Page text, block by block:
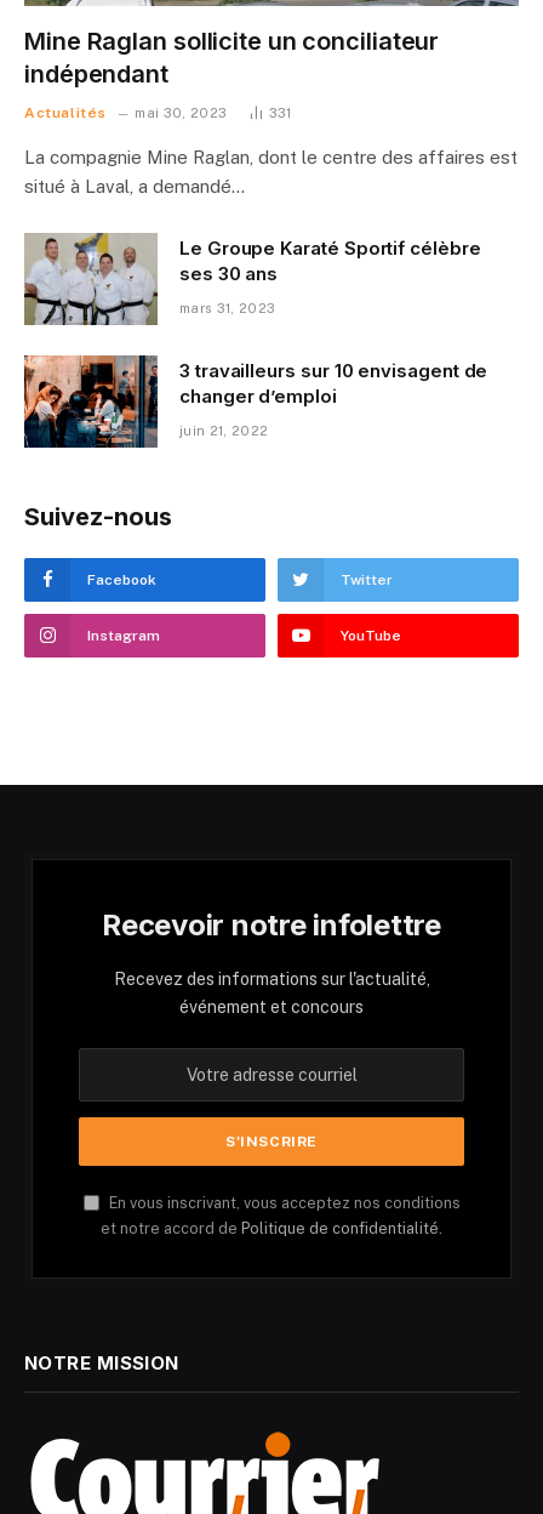
Mine Raglan sollicite un conciliateur
indépendant
Actualités mai 30, 2023 331
La compagnie Mine Raglan, dont le centre des affaires est
situé à Laval, a demandé…
Le Groupe Karaté Sportif célèbre
ses 30 ans
mars 31, 2023
3 travailleurs sur 10 envisagent de
changer d’emploi
juin 21, 2022
Suivez-nous
Facebook Twitter
Instagram YouTube
Recevoir notre infolettre
Recevez des informations sur l'actualité,
événement et concours
En vous inscrivant, vous acceptez nos conditions
et notre accord de Politique de confidentialité.
NOTRE MISSION